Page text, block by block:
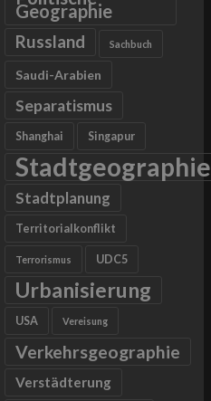
Geographie
Russland Sachbuch
Saudi-Arabien
Separatismus
Shanghai Singapur
Stadtgeographie
Stadtplanung
Territorialkonflikt
Terrorismus UDC5
Urbanisierung
USA Vereisung
Verkehrsgeographie
Verstädterung